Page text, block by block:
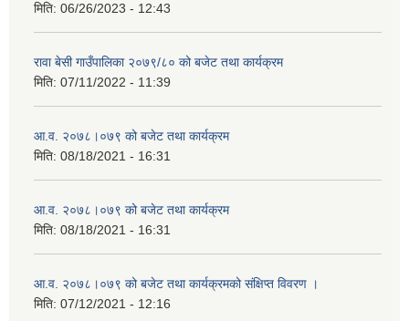
मिति: 06/26/2023 - 12:43
रावा बेसी गाउँपालिका २०७९/८० को बजेट तथा कार्यक्रम
मिति: 07/11/2022 - 11:39
आ.व. २०७८।०७९ को बजेट तथा कार्यक्रम
मिति: 08/18/2021 - 16:31
आ.व. २०७८।०७९ को बजेट तथा कार्यक्रम
मिति: 08/18/2021 - 16:31
आ.व. २०७८।०७९ को बजेट तथा कार्यक्रमको संक्षिप्त विवरण ।
मिति: 07/12/2021 - 12:16